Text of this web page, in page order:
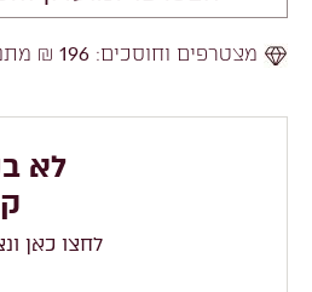
מצטרפים וחוסכים: 196
₪
לא
לחצו כאן